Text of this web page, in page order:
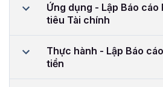
Ứng dụng - Lập Báo
tiêu Tài chính
Thực hành - Lập Báo
tiền